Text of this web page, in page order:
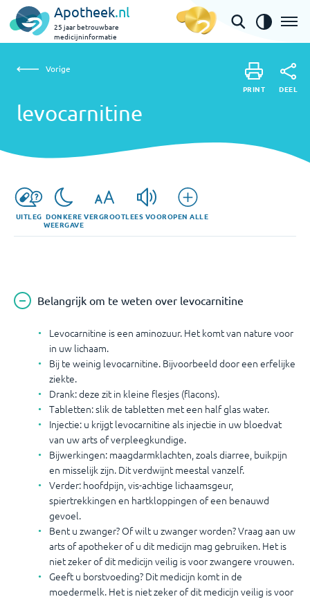
Apotheek.nl
25 jaar betrouwbare
medicijninformatie
levocarnitine
Vorige
levocarnitine
PRINT DEEL
UITLEG DONKERE
WEERGAVE
VERGROOTLEES VOOROPEN ALLE
Belangrijk om te weten over levocarnitine
Levocarnitine is een aminozuur. Het komt van nature voor
in uw lichaam.
Bij te weinig levocarnitine. Bijvoorbeeld door een erfelijke
ziekte.
Drank: deze zit in kleine flesjes (flacons).
Tabletten: slik de tabletten met een half glas water.
Injectie: u krijgt levocarnitine als injectie in uw bloedvat
van uw arts of verpleegkundige.
Bijwerkingen: maagdarmklachten, zoals diarree, buikpijn
en misselijk zijn. Dit verdwijnt meestal vanzelf.
Verder: hoofdpijn, vis-achtige lichaamsgeur,
spiertrekkingen en hartkloppingen of een benauwd
gevoel.
Bent u zwanger? Of wilt u zwanger worden? Vraag aan uw
arts of apotheker of u dit medicijn mag gebruiken. Het is
niet zeker of dit medicijn veilig is voor zwangere vrouwen.
Geeft u borstvoeding? Dit medicijn komt in de
moedermelk. Het is niet zeker of dit medicijn veilig is voor